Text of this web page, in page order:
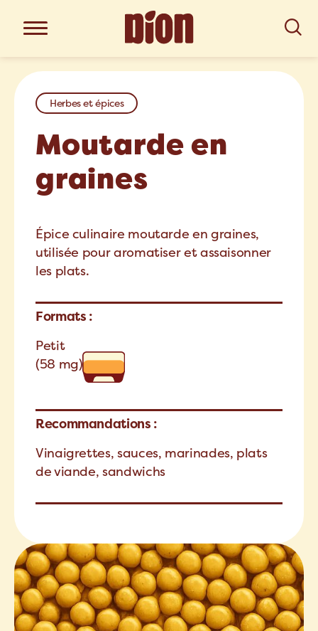
Herbes et épices
Moutarde en
graines
Épice culinaire moutarde en graines,
utilisée pour aromatiser et assaisonner
les plats.
Formats :
Petit
(58 mg)
Recommandations :
Vinaigrettes, sauces, marinades, plats
de viande, sandwichs